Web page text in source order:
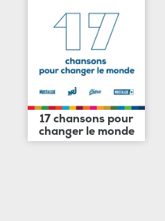
17 chansons pour
changer le monde